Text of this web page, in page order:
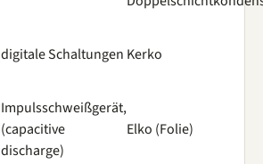
digitale Schaltungen Kerko
Impulsschweißgerät,
(capacitive
discharge)
Elko (Folie)